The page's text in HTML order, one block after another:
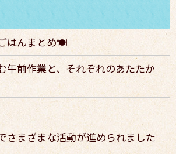
はんまとめ🍽️
午前作業と、それぞれのあたたか
さまざまな活動が進められました